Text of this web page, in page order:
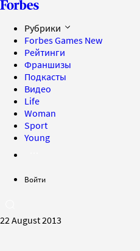
Рубрики
Forbes Games New
Рейтинги
Франшизы
Подкасты
Видео
Life
Woman
Sport
Young
Войти
22 August 2013